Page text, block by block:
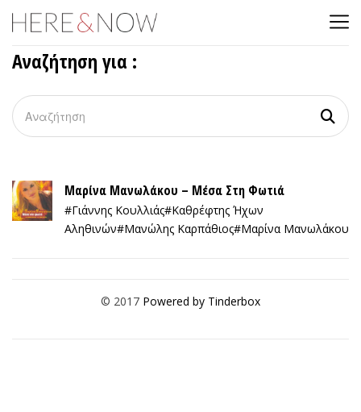
Αναζήτηση για :
Μαρίνα Μανωλάκου – Μέσα Στη Φωτιά
#Γιάννης Κουλλιάς#Καθρέφτης Ήχων
Αληθινών#Μανώλης Καρπάθιος#Μαρίνα Μανωλάκου
© 2017 Powered by Tinderbox